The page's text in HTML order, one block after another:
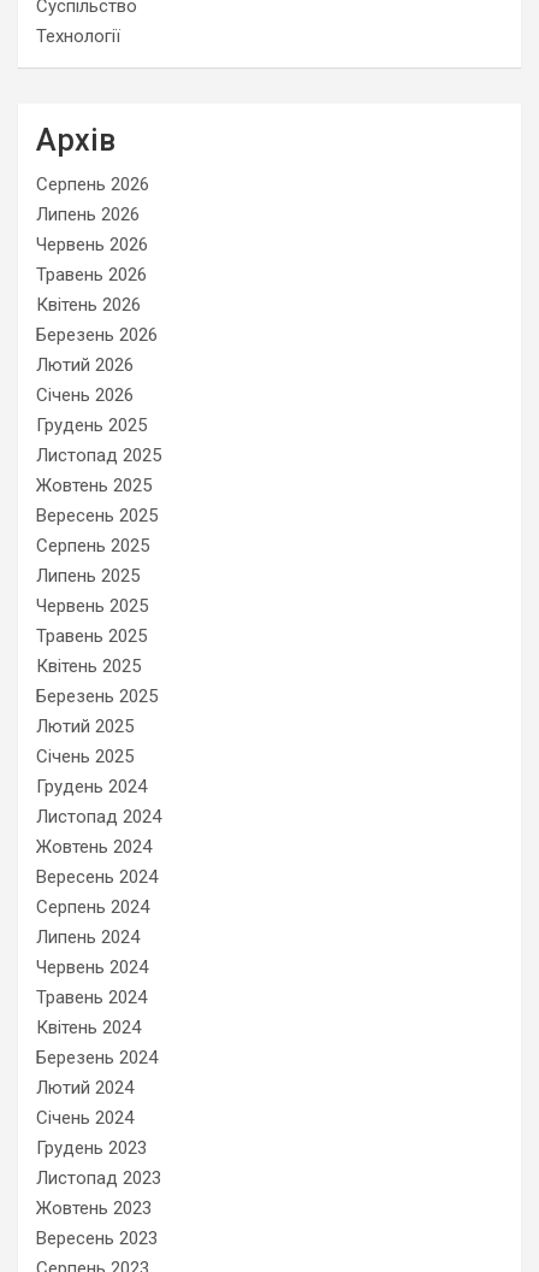
Суспільство
Технології
Архів
Серпень 2026
Липень 2026
Червень 2026
Травень 2026
Квітень 2026
Березень 2026
Лютий 2026
Січень 2026
Грудень 2025
Листопад 2025
Жовтень 2025
Вересень 2025
Серпень 2025
Липень 2025
Червень 2025
Травень 2025
Квітень 2025
Березень 2025
Лютий 2025
Січень 2025
Грудень 2024
Листопад 2024
Жовтень 2024
Вересень 2024
Серпень 2024
Липень 2024
Червень 2024
Травень 2024
Квітень 2024
Березень 2024
Лютий 2024
Січень 2024
Грудень 2023
Листопад 2023
Жовтень 2023
Вересень 2023